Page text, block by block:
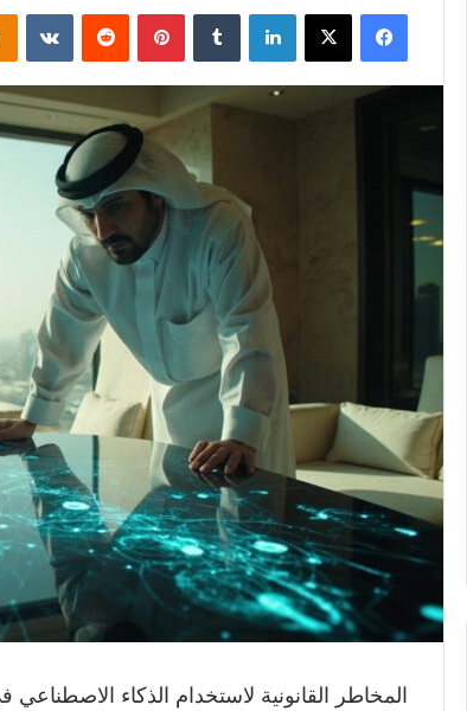
إلكترونيا
فيسبوك‫X لينكدإن بينتيريست
المخاطر القانونية لاستخدام الذكاء